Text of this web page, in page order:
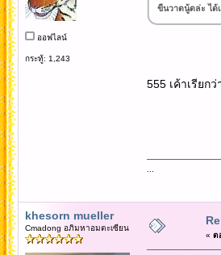
ออฟไลน์
กระทู้: 1,243
ขืนวาดนู้ดล่ะ ได้
555 เค้าเรียก
khesorn mueller
Cmadong อภิมหาอมตะเซียน
« ต